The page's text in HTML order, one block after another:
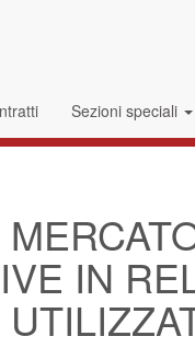
Sezioni speciali
IN